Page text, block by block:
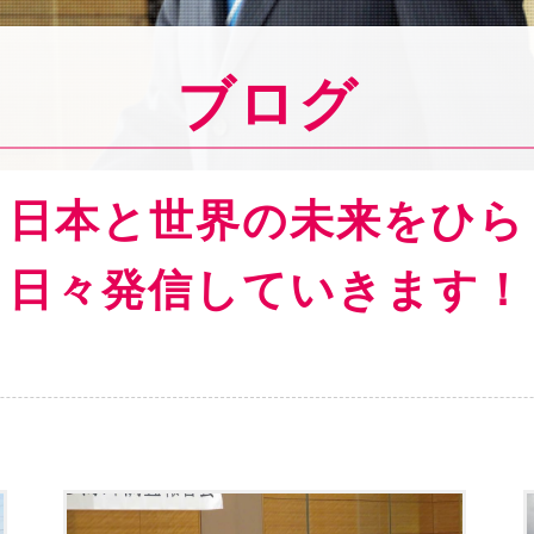
ブログ
本と世界の未来をひ
日々発信していきます！